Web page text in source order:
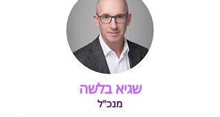
שגיא בלשה
מנכ"ל